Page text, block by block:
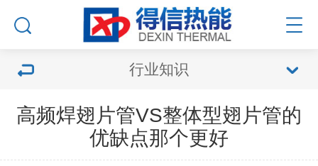
行业知识
高频焊翅片管VS整体型翅片管的
优缺点那个更好